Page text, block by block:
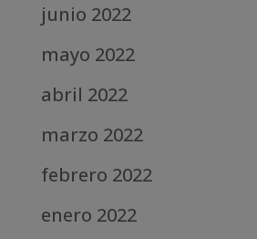
junio 2022
mayo 2022
abril 2022
marzo 2022
febrero 2022
enero 2022